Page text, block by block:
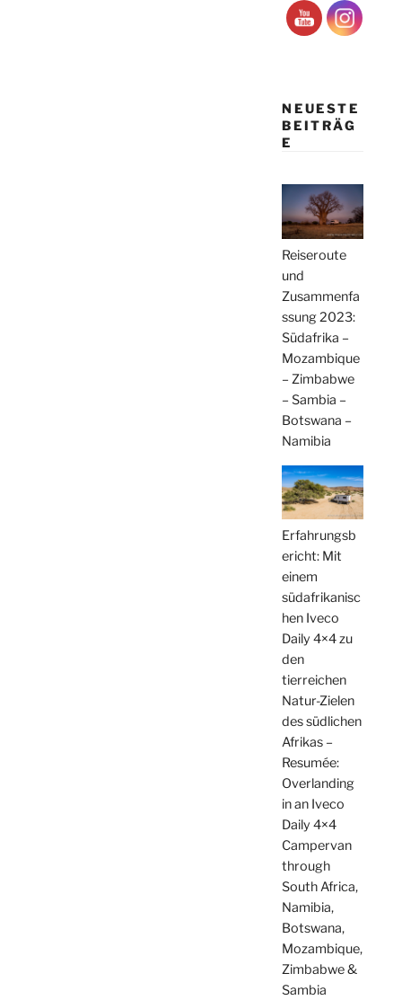
NEUESTE
BEITRÄG
E
Reiseroute
und
Zusammenfa
ssung 2023:
Südafrika –
Mozambique
– Zimbabwe
– Sambia –
Botswana –
Namibia
Erfahrungsb
ericht: Mit
einem
südafrikanisc
hen Iveco
Daily 4×4 zu
den
tierreichen
Natur-Zielen
des südlichen
Afrikas –
Resumée:
Overlanding
in an Iveco
Daily 4×4
Campervan
through
South Africa,
Namibia,
Botswana,
Mozambique,
Zimbabwe &
Sambia